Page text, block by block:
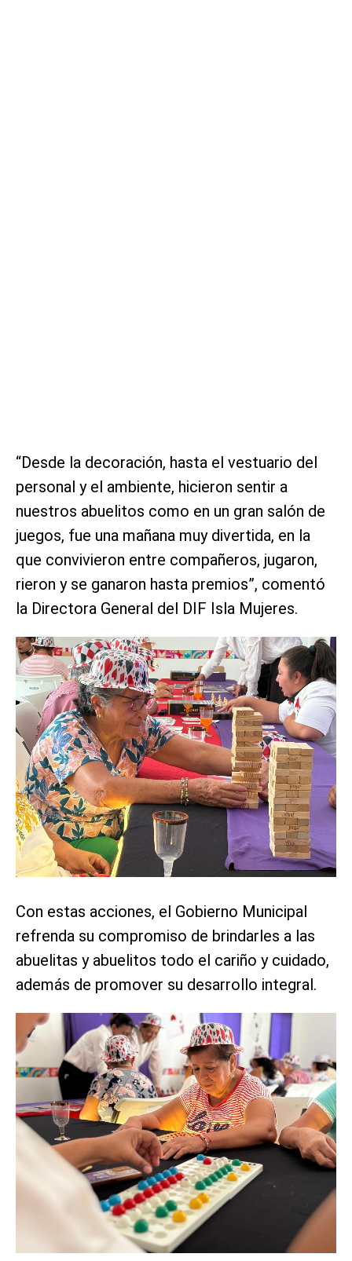
“Desde la decoración, hasta el vestuario del
personal y el ambiente, hicieron sentir a
nuestros abuelitos como en un gran salón de
juegos, fue una mañana muy divertida, en la
que convivieron entre compañeros, jugaron,
rieron y se ganaron hasta premios”, comentó
la Directora General del DIF Isla Mujeres.
Con estas acciones, el Gobierno Municipal
refrenda su compromiso de brindarles a las
abuelitas y abuelitos todo el cariño y cuidado,
además de promover su desarrollo integral.